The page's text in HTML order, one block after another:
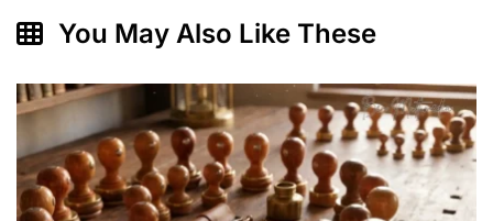
You May Also Like These